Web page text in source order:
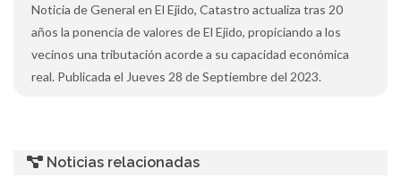
Noticia de General en El Ejido, Catastro actualiza tras 20
años la ponencia de valores de El Ejido, propiciando a los
vecinos una tributación acorde a su capacidad económica
real. Publicada el Jueves 28 de Septiembre del 2023.
Noticias relacionadas